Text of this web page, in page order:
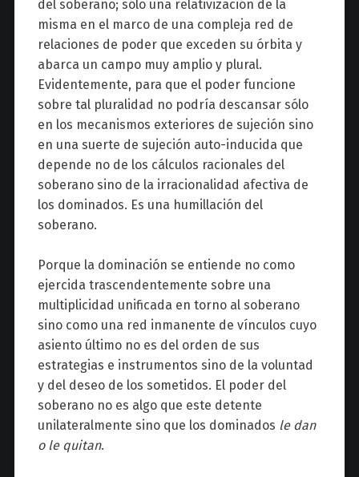
del soberano; sólo una relativización de la
misma en el marco de una compleja red de
relaciones de poder que exceden su órbita y
abarca un campo muy amplio y plural.
Evidentemente, para que el poder funcione
sobre tal pluralidad no podría descansar sólo
en los mecanismos exteriores de sujeción sino
en una suerte de sujeción auto-inducida que
depende no de los cálculos racionales del
soberano sino de la irracionalidad afectiva de
los dominados. Es una humillación del
soberano.
Porque la dominación se entiende no como
ejercida trascendentemente sobre una
multiplicidad unificada en torno al soberano
sino como una red inmanente de vínculos cuyo
asiento último no es del orden de sus
estrategias e instrumentos sino de la voluntad
y del deseo de los sometidos. El poder del
soberano no es algo que este detente
unilateralmente sino que los dominados le dan
o le quitan.